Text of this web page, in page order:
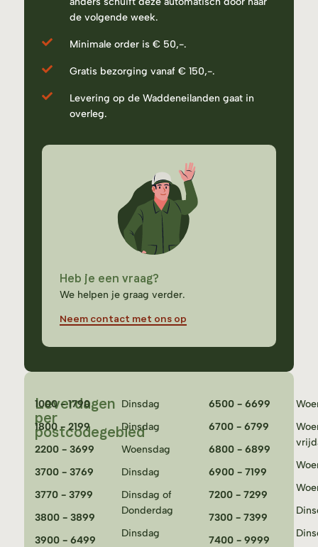
de volgende week.
Minimale order is € 50,-.
Gratis bezorging vanaf € 150,-.
Levering op de Waddeneilanden gaat in
overleg.
Heb je een vraag?
We helpen je graag verder.
Neem contact met ons op
Leverdagen
per
postcodegebied
1000 - 1790
1800 - 2199
2200 - 3699
3700 - 3769
3770 - 3799
3800 - 3899
3900 - 6499
Dinsdag
Dinsdag
Woensdag
Dinsdag
Dinsdag of
Donderdag
Dinsdag
6500 - 6699
6700 - 6799
6800 - 6899
6900 - 7199
7200 - 7299
7300 - 7399
7400 - 9999